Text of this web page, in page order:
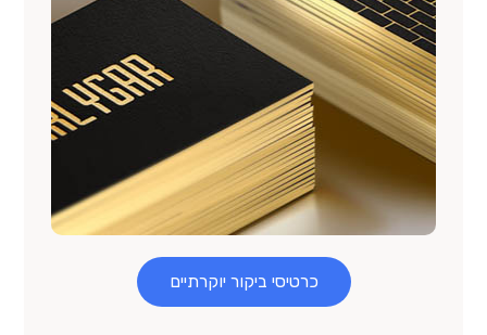
כרטיסי ביקור יוקרתיים